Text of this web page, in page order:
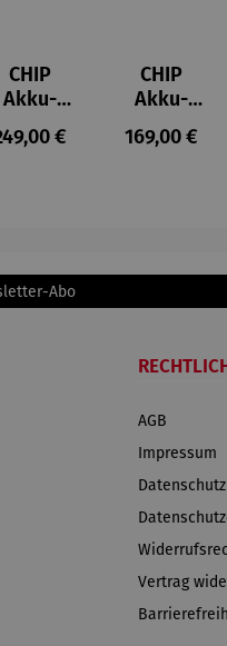
CHIP
Akku-
Staubsau
ger
Preis:
€
CHIP
Akku-
Staubsau
ger DS02
Regulärer
169,00 €
Abo
AGB
Impressum
Datenschutz
Vertrag